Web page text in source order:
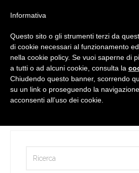
Benvenuto
Informativa
Questo sito o gli strumenti terzi da
di cookie necessari al funzionamento
nella cookie policy. Se vuoi saperne di
a tutti o ad alcuni cookie, consulta la
Chiudendo questo banner, scorrendo
su un link o proseguendo la
acconsenti all’uso dei cookie.